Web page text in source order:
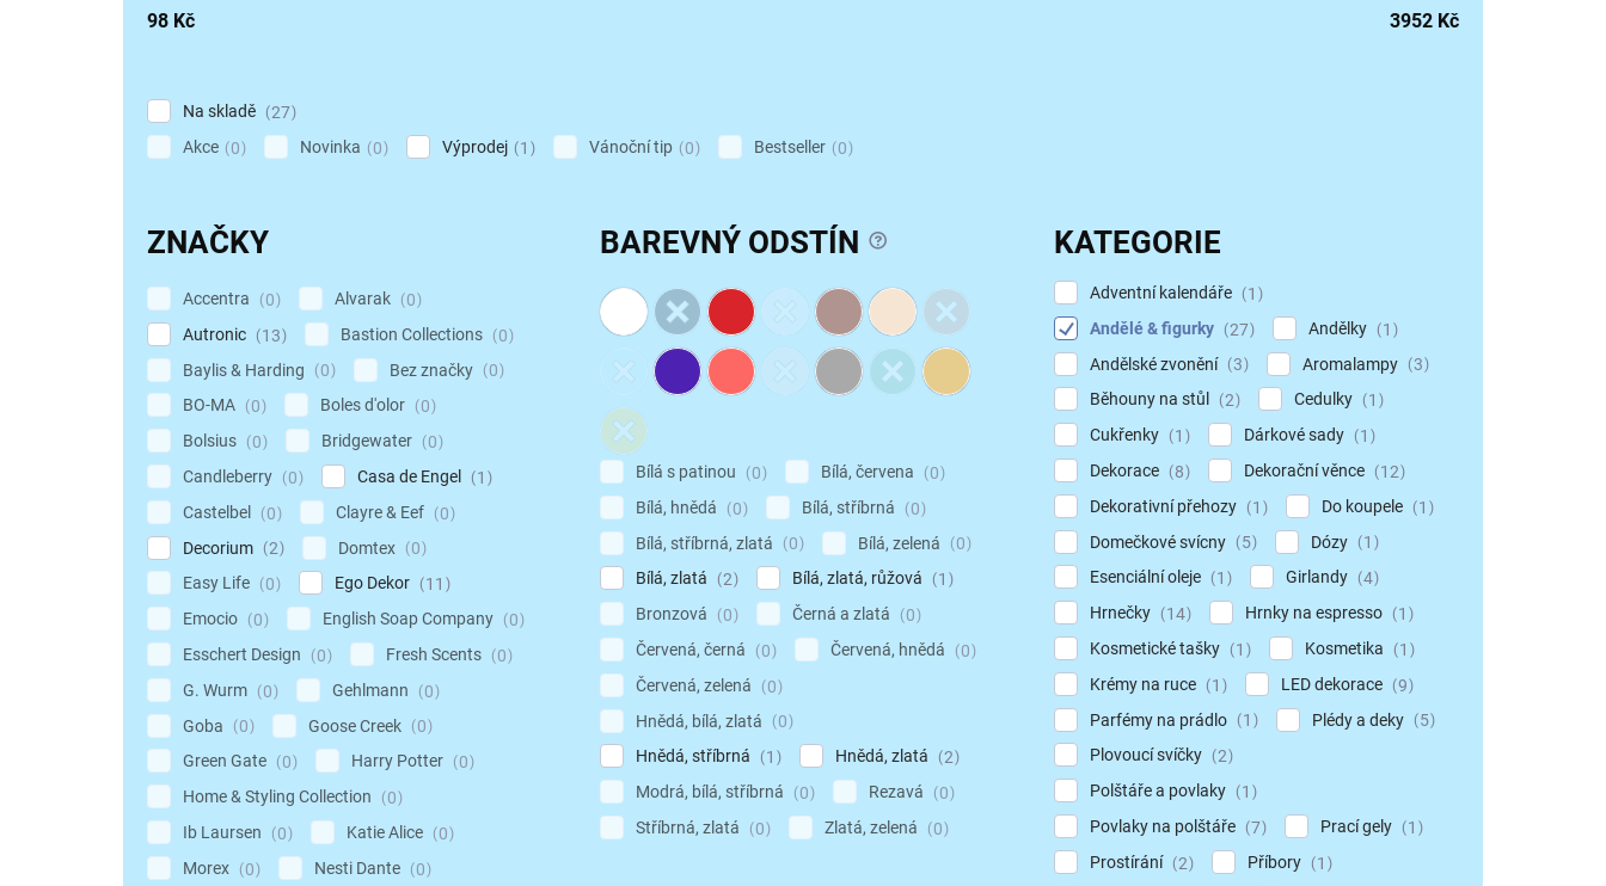
98 Kč 3952 Kč
Na skladě
27
Akce
0 Novinka 0 Výprodej 1 Vánoční tip 0 Bestseller 0
ZNAČKY
Accentra 0 Alvarak
0
Autronic
13 Bastion Collections
0
Baylis & Harding
0 Bez značky
0
BO-MA
0 Boles d'olor
0
Bolsius
0 Bridgewater
0
Candleberry
0 Casa de Engel
1
Castelbel
0 Clayre & Eef
0
Decorium
2 Domtex
0
Easy Life
0 Ego Dekor
11
Emocio
0 English Soap Company
0
Esschert Design
0 Fresh Scents
0
G. Wurm
0 Gehlmann
0
Goba
0 Goose Creek
0
Green Gate
0 Harry Potter
0
Home & Styling Collection
0
Ib Laursen
0 Katie Alice
0
Morex
0 Nesti Dante
0
BAREVNÝ ODSTÍN ?
Bílá s patinou 0 Bílá, červena
0
Bílá, hnědá
0 Bílá, stříbrná
0
Bílá, stříbrná, zlatá
0 Bílá, zelená
0
Bílá, zlatá
2 Bílá, zlatá, růžová
1
Bronzová
0 Černá a zlatá
0
Červená, černá
0 Červená, hnědá
0
Červená, zelená
0
Hnědá, bílá, zlatá
0
Hnědá, stříbrná
1 Hnědá, zlatá
2
Modrá, bílá, stříbrná
0 Rezavá
0
Stříbrná, zlatá
0 Zlatá, zelená 0
KATEGORIE
Adventní kalendáře
1
Andělé & figurky
27 Andělky
1
Andělské zvonění
3 Aromalampy
3
Běhouny na stůl
2 Cedulky
1
Cukřenky
1 Dárkové sady
1
Dekorace
8 Dekorační věnce
12
Dekorativní přehozy
1 Do koupele
1
Domečkové svícny
5 Dózy
1
Esenciální oleje
1 Girlandy
4
Hrnečky
14 Hrnky na espresso
1
Kosmetické tašky
1 Kosmetika
1
Krémy na ruce
1 LED dekorace
9
Parfémy na prádlo
1 Plédy a deky
5
Plovoucí svíčky
2
Polštáře a povlaky
1
Povlaky na polštáře
7 Prací gely
1
Prostírání
2 Příbory
1